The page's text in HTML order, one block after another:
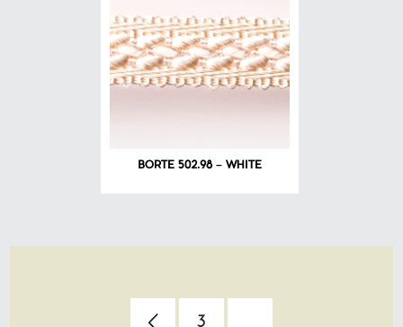
BORTE 502.98 – WHITE
3